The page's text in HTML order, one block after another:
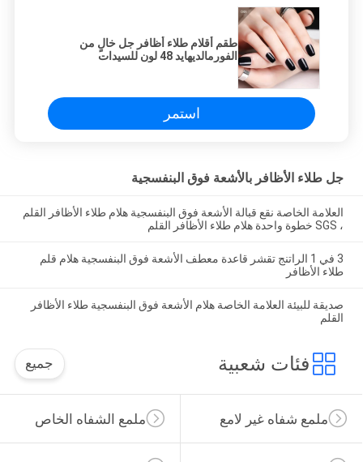
طقم أقلام طلاء أظافر جل خالٍ من
الفورمالديهايد 48 لون للسيدات
استمر
جل طلاء الأظافر بالأشعة فوق البنفسجية
العلامة الخاصة نقع قبالة الأشعة فوق البنفسجية هلام طلاء الأظافر القلم
، SGS خطوة واحدة هلام طلاء الأظافر القلم
3 في 1 الراتنج تقشر قاعدة معطف الأشعة فوق البنفسجية هلام قلم
طلاء الأظافر
صديقة للبيئة العلامة الخاصة هلام الأشعة فوق البنفسجية طلاء الأظافر
القلم
فئات شعبية جميع
ملمع الشفاه الخاص ملمع شفاه غير لامع